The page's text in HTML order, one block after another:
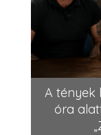
A tények
óra